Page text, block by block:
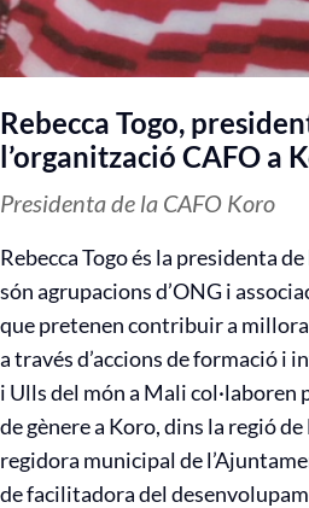
Rebecca Togo,
l’organització CAFO a
Presidenta de la CAFO Koro
Rebecca Togo és la presidenta
són agrupacions d’ONG i
que pretenen contribuir a
a través d’accions de formació i
i Ulls del món a Mali
de gènere a Koro, dins la regió
regidora municipal de
de facilitadora del